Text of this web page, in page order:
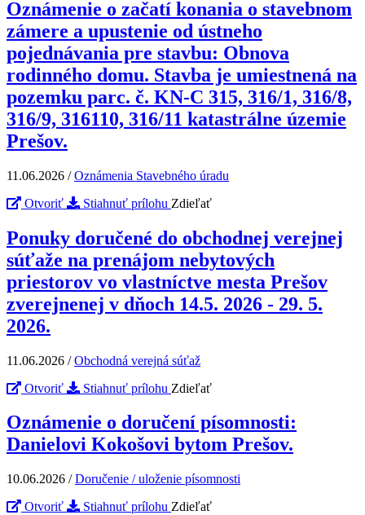
Oznámenie o začatí konania o stavebnom
zámere a upustenie od ústneho
pojednávania pre stavbu: Obnova
rodinného domu. Stavba je umiestnená na
pozemku parc. č. KN-C 315, 316/1, 316/8,
316/9, 316110, 316/11 katastrálne územie
Prešov.
11.06.2026 /Oznámenia Stavebného úradu
Otvoriť
Stiahnuť prílohu Zdieľať
Ponuky doručené do obchodnej verejnej
súťaže na prenájom nebytových
priestorov vo vlastníctve mesta Prešov
zverejnenej v dňoch 14.5. 2026 - 29. 5.
2026.
11.06.2026 /Obchodná verejná súťaž
Otvoriť
Stiahnuť prílohu Zdieľať
Oznámenie o doručení písomnosti:
Danielovi Kokošovi bytom Prešov.
10.06.2026 /Doručenie / uloženie písomnosti
Otvoriť
Stiahnuť prílohu Zdieľať